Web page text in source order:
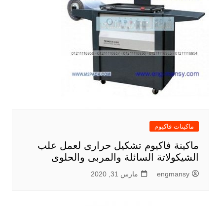
ماكينات فاكيوم
ماكينة فاكيوم تشكيل حرارى لعمل علب
الشيكولاتة السائلة والمربى والحلوى
engmansy مارس 31, 2020